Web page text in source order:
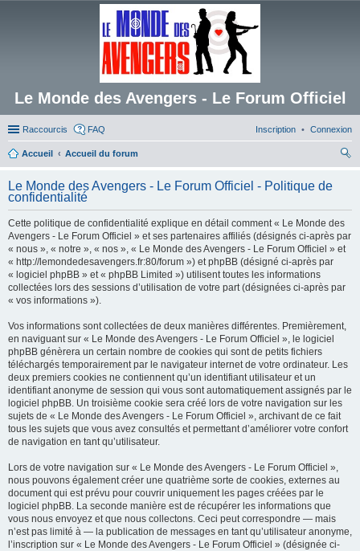
Le Monde des Avengers - Le Forum Officiel
Raccourcis FAQ Connexion
Inscription
Accueil
Accueil du forum
ch
Le Monde des Avengers - Le Forum Officiel - Politique de
confidentialité
Cette politique de confidentialité explique en détail comment « Le Monde des
Avengers - Le Forum Officiel » et ses partenaires affiliés (désignés ci-après par
« nous », « notre », « nos », « Le Monde des Avengers - Le Forum Officiel » et
« http://lemondedesavengers.fr:80/forum ») et phpBB (désigné ci-après par
« logiciel phpBB » et « phpBB Limited ») utilisent toutes les informations
collectées lors des sessions d’utilisation de votre part (désignées ci-après par
« vos informations »).
Vos informations sont collectées de deux manières différentes. Premièrement,
en naviguant sur « Le Monde des Avengers - Le Forum Officiel », le logiciel
phpBB génèrera un certain nombre de cookies qui sont de petits fichiers
téléchargés temporairement par le navigateur internet de votre ordinateur. Les
deux premiers cookies ne contiennent qu’un identifiant utilisateur et un
identifiant anonyme de session qui vous sont automatiquement assignés par le
logiciel phpBB. Un troisième cookie sera créé lors de votre navigation sur les
sujets de « Le Monde des Avengers - Le Forum Officiel », archivant de ce fait
tous les sujets que vous avez consultés et permettant d’améliorer votre confort
de navigation en tant qu’utilisateur.
Lors de votre navigation sur « Le Monde des Avengers - Le Forum Officiel »,
nous pouvons également créer une quatrième sorte de cookies, externes au
document qui est prévu pour couvrir uniquement les pages créées par le
logiciel phpBB. La seconde manière est de récupérer les informations que
vous nous envoyez et que nous collectons. Ceci peut correspondre — mais
n’est pas limité à — la publication de messages en tant qu’utilisateur anonyme,
l’inscription sur « Le Monde des Avengers - Le Forum Officiel » (désignée ci-